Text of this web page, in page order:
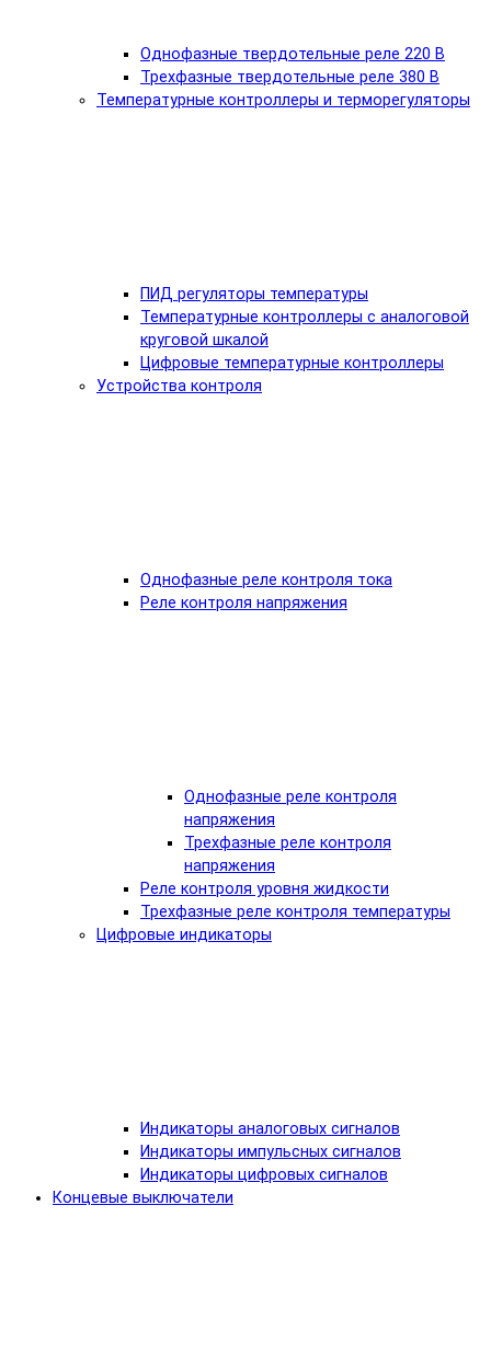
Однофазные твердотельные реле 220 В
Трехфазные твердотельные реле 380 В
Температурные контроллеры и терморегуляторы
ПИД регуляторы температуры
Температурные контроллеры с аналоговой
круговой шкалой
Цифровые температурные контроллеры
Устройства контроля
Однофазные реле контроля тока
Реле контроля напряжения
Однофазные реле контроля
напряжения
Трехфазные реле контроля
напряжения
Реле контроля уровня жидкости
Трехфазные реле контроля температуры
Цифровые индикаторы
Индикаторы аналоговых сигналов
Индикаторы импульсных сигналов
Индикаторы цифровых сигналов
Концевые выключатели